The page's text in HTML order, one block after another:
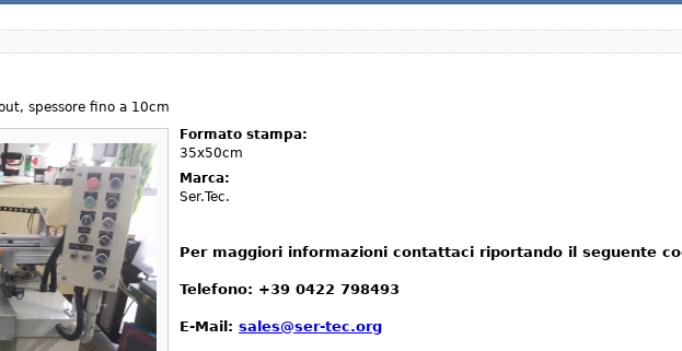
spessore fino a 10cm
Formato stampa:
35x50cm
Marca:
Ser.Tec.
Per maggiori informazioni contattaci riportando il seguente
Telefono: +39 0422 798493
E-Mail: sales@ser-tec.org